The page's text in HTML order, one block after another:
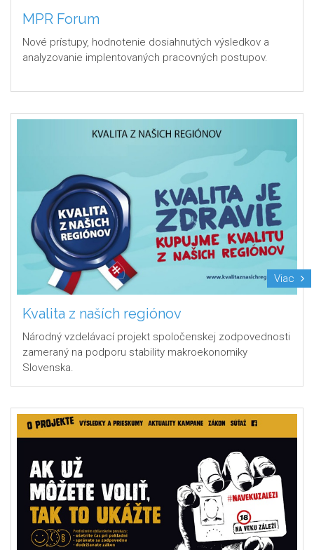
MPR Forum
Nové prístupy, hodnotenie dosiahnutých výsledkov a
analyzovanie implentovaných pracovných postupov.
Viac
Kvalita z naších regiónov
Národný vzdelávací projekt spoločenskej zodpovednosti
zameraný na podporu stability makroekonomiky
Slovenska.